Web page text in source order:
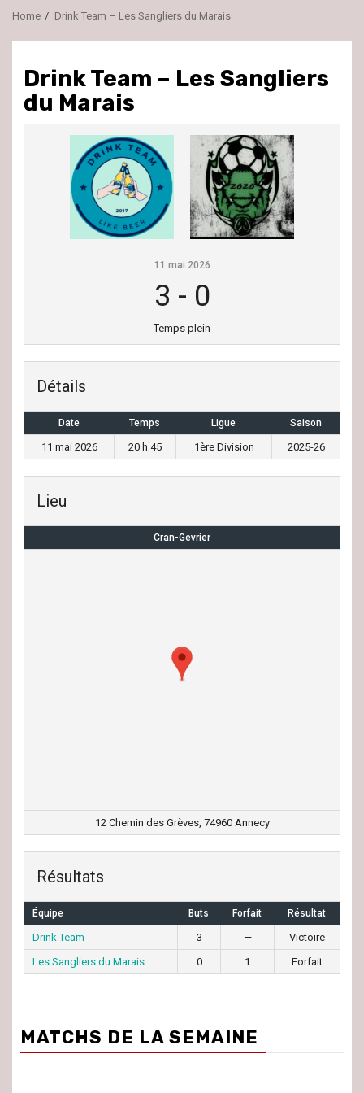
Home Drink Team – Les Sangliers du Marais
Drink Team – Les Sangliers
du Marais
11 mai 2026
3 - 0
Temps plein
Détails
Date Temps Ligue Saison
11 mai 2026 20 h 45 1ère Division 2025-26
Lieu
Cran-Gevrier
12 Chemin des Grèves, 74960 Annecy
Résultats
Équipe Buts Forfait Résultat
Drink Team 3 —
Victoire
Les Sangliers du Marais
0 1 Forfait
MATCHS DE LA SEMAINE